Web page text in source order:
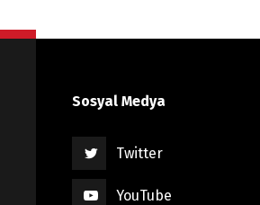
Sosyal Medya
Twitter
YouTube